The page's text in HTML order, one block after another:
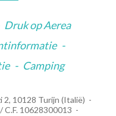
Druk op Aerea
-
- Camping
2, 10128 Turijn (Italië)
/ C.F. 10628300013